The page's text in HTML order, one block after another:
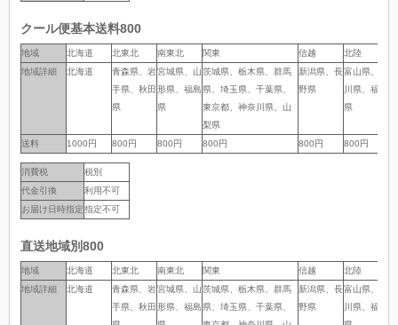
クール便基本送料800
地域 北海道 北東北 南東北 関東 信越 北陸
地域詳細
北海道
青森県、岩
手県、秋田
県
宮城県、山
形県、福島
県
茨城県、栃木県、群馬
県、埼玉県、千葉県、
東京都、神奈川県、山
梨県
新潟県、長
野県
富山県、石
川県、福井
県
送料 1000円 800円 800円 800円 800円 800円
地域
地域詳細
送料
消費税
税別
代金引換
利用不可
お届け日時指定指定不可
直送地域別800
地域 北海道 北東北 南東北 関東 信越 北陸
地域詳細
北海道
青森県、岩
手県、秋田
宮城県、山
形県、福島
茨城県、栃木県、群馬
県、埼玉県、千葉県、
新潟県、長
野県
富山県、石
川県、福井
地域
地域詳細